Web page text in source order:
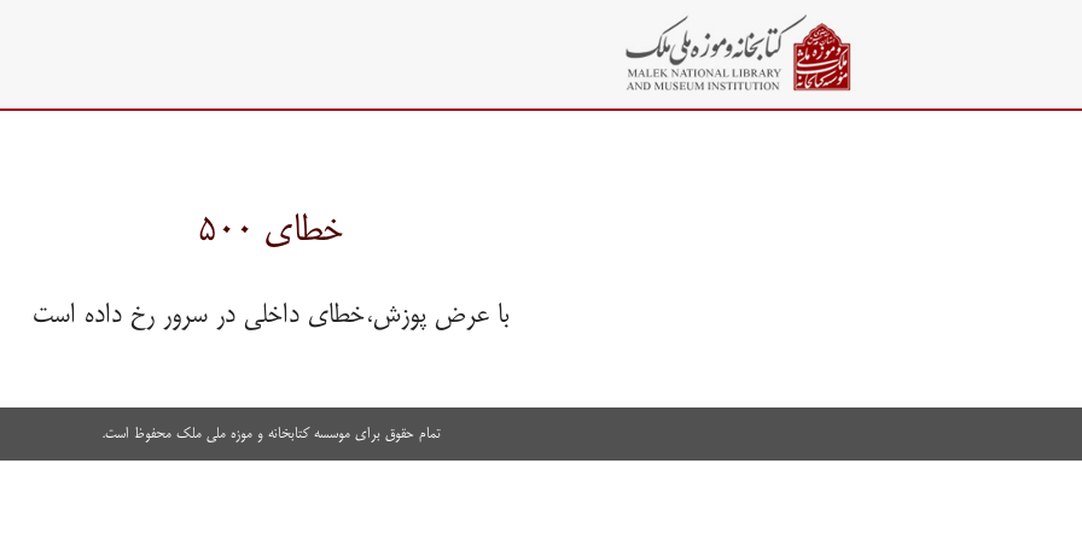
خطای ۵۰۰
با عرض پوزش،خطای داخلی در سرور رخ داده است
تمام حقوق برای موسسه کتابخانه و موزه ملی ملک محفوظ است.